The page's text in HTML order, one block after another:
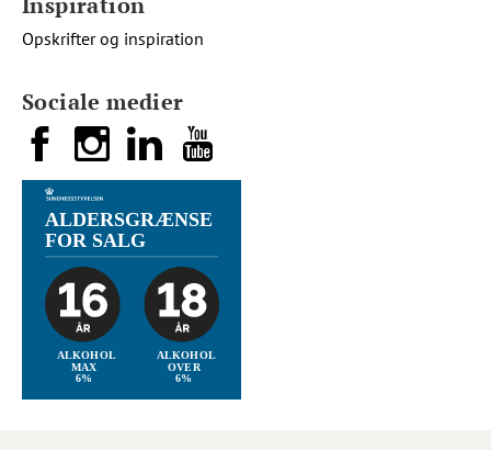
Sociale medier
Opskrifter og inspiration